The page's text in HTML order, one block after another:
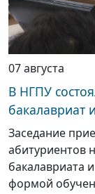
07 августа
В НГПУ
бакалавриат
Заседание
абитуриентов
бакалавриата
формой